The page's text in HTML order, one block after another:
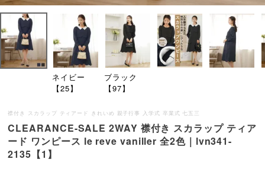
ネイビー
【25】
ブラック
【97】
襟付き スカラップ ティアード きれいめ 親子行事 入学式 卒業式 七五三
CLEARANCE-SALE 2WAY 襟付き スカラップ ティア
ード ワンピース le reve vaniller 全2色｜lvn341-
2135【1】